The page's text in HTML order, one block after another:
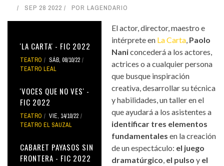
SEP 28 2022 POR LAGENDARIO
'LA CARTA' - FIC 2022
TEATRO
SÁB, 08/10/22
TEATRO LEAL
'VOCES QUE NO VES' -
FIC 2022
TEATRO
VIE, 14/10/22
TEATRO EL SAUZAL
CABARET PAYASOS SIN
FRONTERA - FIC 2022
El actor, director, maestro e
intérprete en La Carta, Paolo
Naniconcederá a los actores,
actrices o a cualquier persona
que busque inspiración
creativa, desarrollar su técnica
y habilidades, un taller en el
que ayudará a los asistentes a
identificar tres elementos
fundamentales en la creación
de un espectáculo: el juego
dramatúrgico, el pulso y el